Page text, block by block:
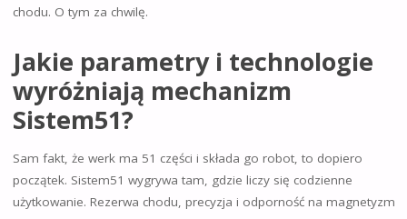
chodu. O tym za chwilę.
Jakie parametry i technologie
wyróżniają mechanizm
Sistem51?
Sam fakt, że werk ma 51 części i składa go robot, to dopiero
początek. Sistem51 wygrywa tam, gdzie liczy się codzienne
użytkowanie. Rezerwa chodu, precyzja i odporność na magnetyzm